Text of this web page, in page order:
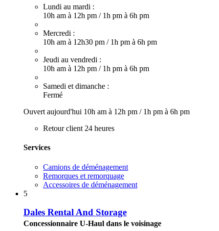
Lundi au mardi :
10h am à 12h pm / 1h pm à 6h pm
Mercredi :
10h am à 12h30 pm / 1h pm à 6h pm
Jeudi au vendredi :
10h am à 12h pm / 1h pm à 6h pm
Samedi et dimanche :
Fermé
Ouvert aujourd'hui 10h am à 12h pm / 1h pm à 6h pm
Retour client 24 heures
Services
Camions de déménagement
Remorques et remorquage
Accessoires de déménagement
5
Dales Rental And Storage
Concessionnaire U-Haul dans le voisinage